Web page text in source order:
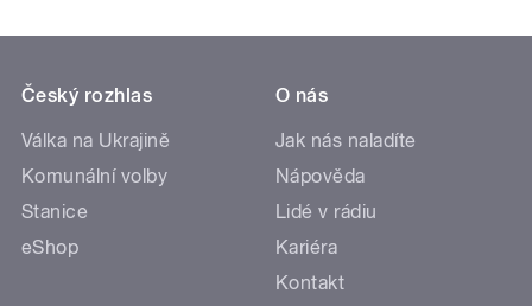
Český rozhlas
Válka na Ukrajině
Komunální volby
Stanice
eShop
O nás
Jak nás naladíte
Nápověda
Lidé v rádiu
Kariéra
Kontakt